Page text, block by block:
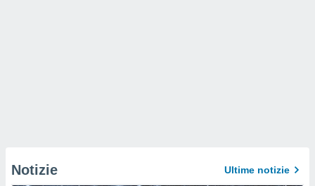
Notizie Ultime notizie